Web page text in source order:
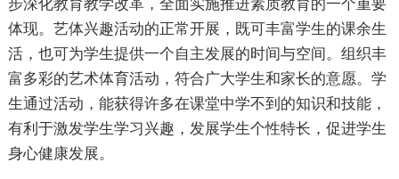
步深化教育教学改革，全面实施推进素质教育的一个重要
体现。艺体兴趣活动的正常开展，既可丰富学生的课余生
活，也可为学生提供一个自主发展的时间与空间。组织丰
富多彩的艺术体育活动，符合广大学生和家长的意愿。学
生通过活动，能获得许多在课堂中学不到的知识和技能，
有利于激发学生学习兴趣，发展学生个性特长，促进学生
身心健康发展。